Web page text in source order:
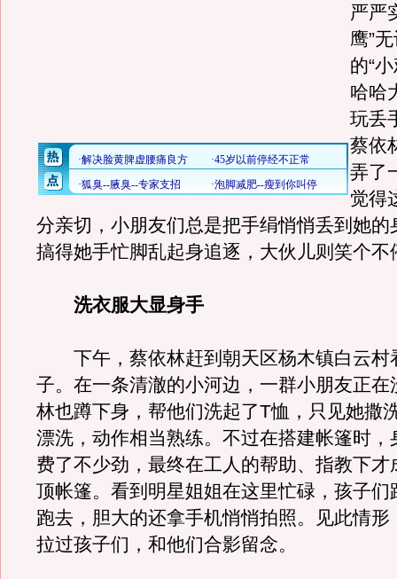
严严
鹰”
的“
哈哈
玩丢
蔡依
弄了
觉得
分亲切，小朋友们总是把手绢悄悄丢到她的
搞得她手忙脚乱起身追逐，大伙儿则笑个不
洗衣服大显身手
下午，蔡依林赶到朝天区杨木镇白云村
子。在一条清澈的小河边，一群小朋友正在
林也蹲下身，帮他们洗起了T恤，只见她撒
漂洗，动作相当熟练。不过在搭建帐篷时，
费了不少劲，最终在工人的帮助、指教下才
顶帐篷。看到明星姐姐在这里忙碌，孩子们
跑去，胆大的还拿手机悄悄拍照。见此情形
拉过孩子们，和他们合影留念。